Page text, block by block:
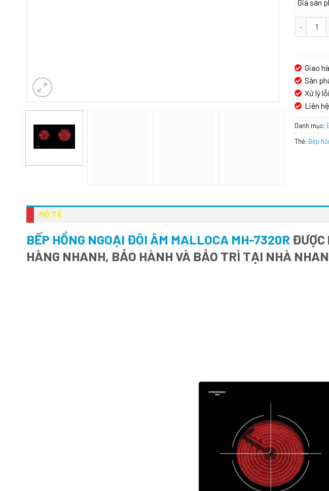
Giá sản
Bếp
Giao
Sản
Xử lý
Liên
Danh mục:
Thẻ: Bếp
MÔ TẢ
BẾP HỒNG NGOẠI ĐÔI ÂM MALLOCA MH-7320R ĐƯỢC
HÀNG NHANH, BẢO HÀNH VÀ BẢO TRÌ TẠI NHÀ